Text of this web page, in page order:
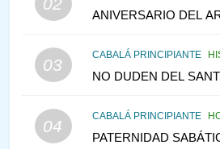
ANIVERSARIO DEL
03
CABALÁ PRINCIPIANTE
NO DUDEN DEL
04
CABALÁ PRINCIPIANTE
PATERNIDAD
TEMPLO Y
VEAMOS
IEHOSHÚA?